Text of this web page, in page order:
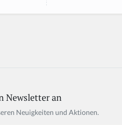
Newsletter an
Neuigkeiten und Aktionen.